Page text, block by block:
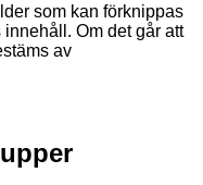
som kan förknippas
Om det går att
av